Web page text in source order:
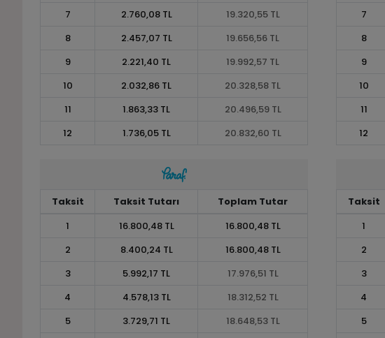
7
2.760,08 TL
19.320,55 TL
8
2.457,07 TL
19.656,56 TL
9
2.221,40 TL
19.992,57 TL
10
2.032,86 TL
20.328,58 TL
11
1.863,33 TL
20.496,59 TL
12
1.736,05 TL 20.832,60 TL
7
8
9
10
11
12
Taksit Taksit Tutarı
Toplam Tutar
1
16.800,48 TL
16.800,48 TL
2
8.400,24 TL
16.800,48 TL
3
5.992,17 TL
17.976,51 TL
4
4.578,13 TL
18.312,52 TL
5
3.729,71 TL
18.648,53 TL
Taksit
1
2
3
4
5